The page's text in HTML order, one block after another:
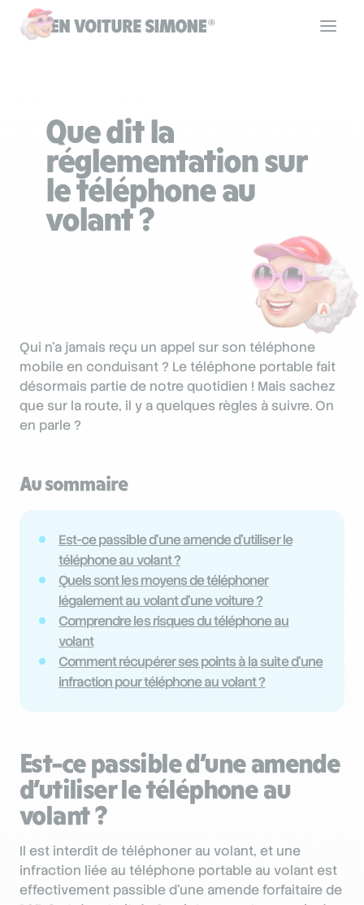
Permis de conduire
Allô Simone
Que dit la
réglementation sur
le téléphone au
volant ?
Qui n'a jamais reçu un appel sur son téléphone
mobile en conduisant ? Le téléphone portable fait
désormais partie de notre quotidien ! Mais sachez
que sur la route, il y a quelques règles à suivre. On
en parle ?
Au sommaire
Est-ce passible d’une amende d’utiliser le
téléphone au volant ?
Quels sont les moyens de téléphoner
légalement au volant d’une voiture ?
Comprendre les risques du téléphone au
volant
Comment récupérer ses points à la suite d’une
infraction pour téléphone au volant ?
Est-ce passible d’une amende
d’utiliser le téléphone au
volant ?
Il est interdit de téléphoner au volant, et une
infraction liée au téléphone portable au volant est
effectivement passible d’une amende forfaitaire de